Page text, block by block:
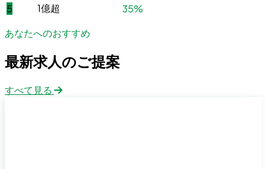
5
1億超
35%
あなたへのおすすめ
最新求人のご提案
すべて見る